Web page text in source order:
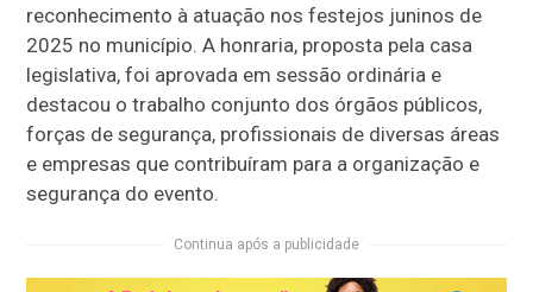
reconhecimento à atuação nos festejos juninos de
2025 no município. A honraria, proposta pela casa
legislativa, foi aprovada em sessão ordinária e
destacou o trabalho conjunto dos órgãos públicos,
forças de segurança, profissionais de diversas áreas
e empresas que contribuíram para a organização e
segurança do evento.
Continua após a publicidade